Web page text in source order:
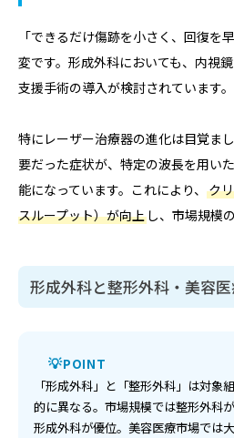
「できるだけ傷跡を小さく、回復を
変です。形成外科においても、内視
支援手術の導入が検討されています。
特にレーザー治療器の進化は目覚ま
要だった症状が、特定の波長を用い
能になっています。これにより、 ク
スループット）が向上 し、市場規模
形成外科と整形外科・美容
POINT
「形成外科」と「整形外科」は対象
的に異なる。市場規模では整形外科
形成外科が優位。美容医療市場では